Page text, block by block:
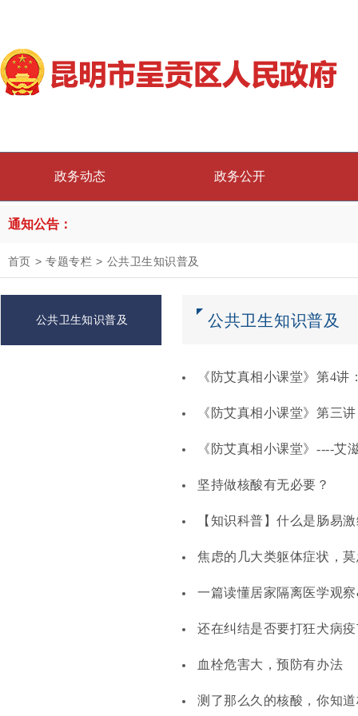
政务动态 政务公开
通知公告：
首页 > 专题专栏 > 公共卫生知识普及
公共卫生知识普及 公共卫生知识普及
《防艾真相小课堂》第4讲
《防艾真相小课堂》第三
《防艾真相小课堂》----艾
坚持做核酸有无必要？
【知识科普】什么是肠易
焦虑的几大类躯体症状，
一篇读懂居家隔离医学观
还在纠结是否要打狂犬病
血栓危害大，预防有办法
测了那么久的核酸，你知